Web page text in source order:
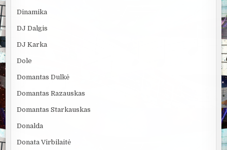
Dinamika
DJ Dalgis
DJ Karka
Dole
Domantas Dulkė
Domantas Razauskas
Domantas Starkauskas
Donalda
Donata Virbilaitė